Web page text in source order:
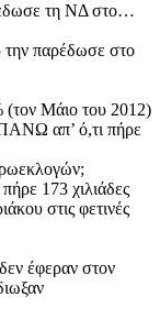
τη ΝΔ στο…
την παρέδωσε στο
(τον Μάιο του 2012)
απ’ ό,τι πήρε
173 χιλιάδες
στις φετινές
έφεραν στον